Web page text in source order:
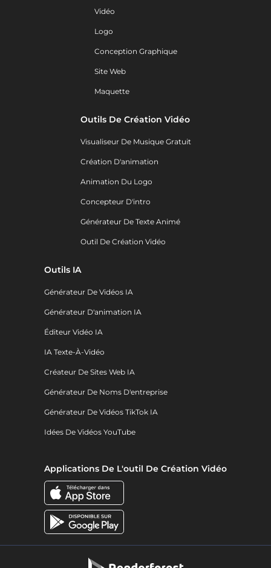
Vidéo
Logo
Conception Graphique
Site Web
Maquette
Outils De Création Vidéo
Visualiseur De Musique Gratuit
Création D'animation
Animation Du Logo
Concepteur D'intro
Générateur De Texte Animé
Outil De Création Vidéo
Outils IA
Générateur De Vidéos IA
Générateur D'animation IA
Éditeur Vidéo IA
IA Texte-À-Vidéo
Créateur De Sites Web IA
Générateur De Noms D'entreprise
Générateur De Vidéos TikTok IA
Idées De Vidéos YouTube
Applications De L'outil De Création Vidéo